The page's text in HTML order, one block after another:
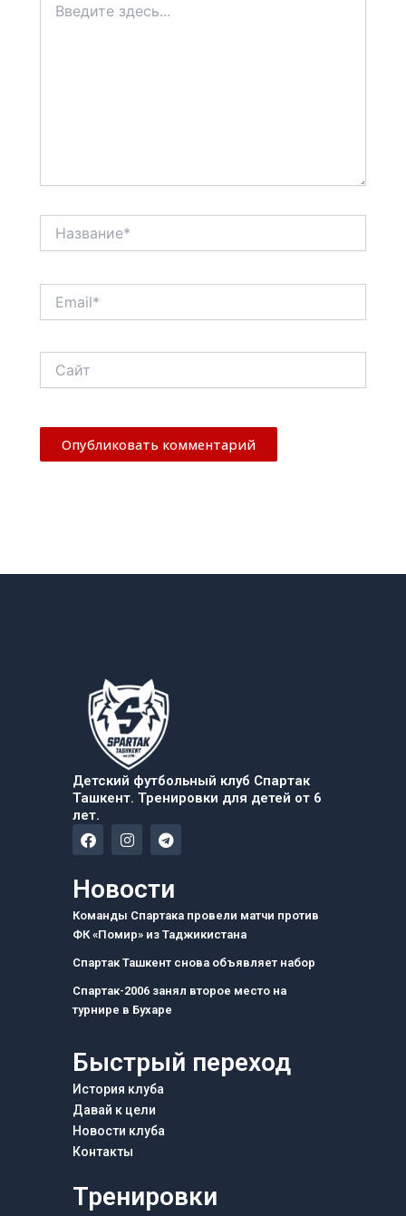
здесь...
Детский футбольный клуб Спартак
Ташкент. Тренировки для детей от 6
лет.
F
a
e
b
o
k
I
n
a
g
r
a
m
T
e
g
a
m
Новости
Команды Спартака провели матчи против
ФК «Помир» из Таджикистана
Спартак Ташкент снова объявляет набор
Спартак-2006 занял второе место на
турнире в Бухаре
Быстрый переход
История клуба
Давай к цели
Новости клуба
Контакты
Тренировки